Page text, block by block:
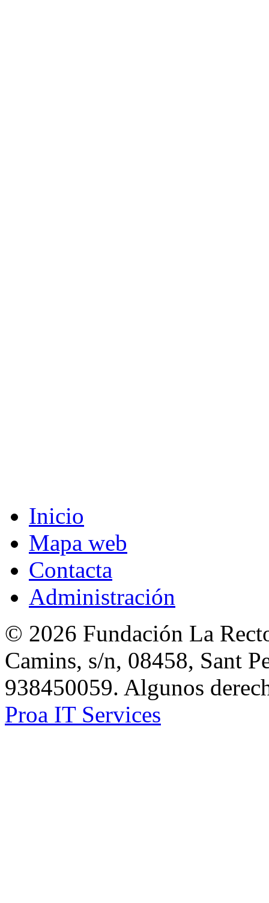
Inicio
Mapa web
Contacta
Administración
© 2026 Fundación La
Camins, s/n, 08458, Sant
938450059. Algunos
Proa IT Services